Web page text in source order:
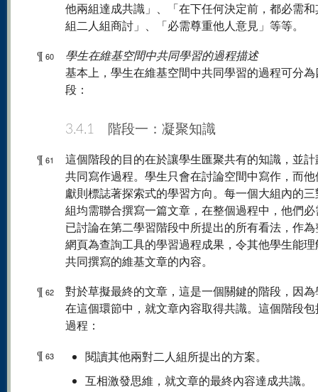
他兩組達成共識」、「在下任何決定前，都必需
組二人組商討」、「必需尊重他人意見」等等。
¶ 60
學生在維基空間中共同學習的過程描述
基本上，學生在維基空間中共同學習的過程可分
段：
3.4.1 階段一：凝聚知識
¶ 61
這個階段的目的在於讓學生匯聚共有的知識，並
共同寫作過程。學生只會在討論空間中寫作，而
獻則標誌著探索式的學習方向。每一個大組內的
組均需聯合撰寫一篇文章，在整個過程中，他們
已討論在第二學習階段中所提出的所有看法，作
網頁為查詢工具的學習過程成果，令其他學生能
共同撰寫的維基文章的內容。
¶ 62
對於草擬最終的文章，這是一個關鍵的階段，因
在這個環節中，就文章內容取得共識。這個階段
過程：
¶ 63
閱讀其他兩對二人組所提出的方案。
互相激發思維，就文章的最終內容達成共識。